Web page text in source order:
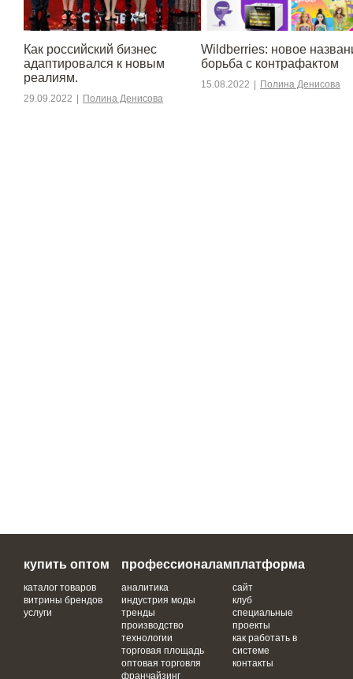
​​Как российский бизнес
адаптировался к новым
реалиям.
29.09.2022 Полина Денисова
Wildberries: новое
борьба с контрафактом
15.08.2022 Полина Денисова
купить оптом
каталог товаров
витрины брендов
услуги
профессионалам
аналитика
индустрия моды
тренды
производство
технологии
торговая площадь
оптовая торговля
франчайзинг
платформа
сайт
клуб
специальные
проекты
как работать в
системе
контакты